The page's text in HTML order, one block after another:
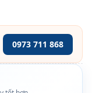
0973 711 868